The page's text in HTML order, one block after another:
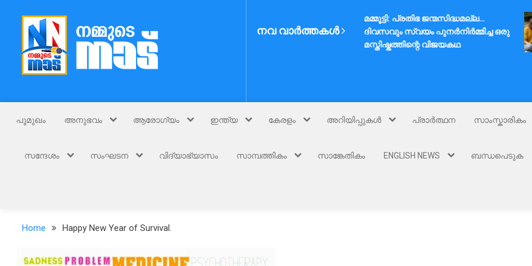
Nammude Naadu
നമ്മുടെ നാട്
നവ വാർത്തകൾ
മമ്മൂട്ടി: പ്രതിഭ ജന്മസിദ്ധമല്ല…
ദിവസവും സ്വയം പുനർനിർമ്മിച്ച ഒരു
മസ്തിഷ്കത്തിന്റെ വിജയകഥ
പൂമുഖം അനുഭവം ആരോഗ്യം ഇന്ത്യ കേരളം അറിയിപ്പുകൾ പ്രാർത്ഥന സാംസ്കാരികം
സന്ദേശം സംഘടന വിദ്യാഭ്യാസം സാമ്പത്തികം സാങ്കേതികം ENGLISH NEWS ബന്ധപെടുക
Home Happy New Year of Survival.